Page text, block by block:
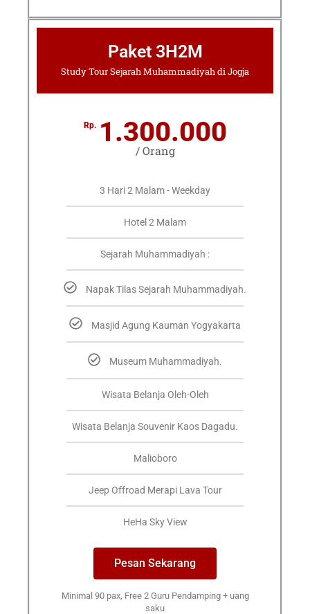
Paket 3H2M
Study Tour Sejarah Muhammadiyah di Jogja
Rp. 1.300.000
/ Orang
3 Hari 2 Malam - Weekday
Hotel 2 Malam
Sejarah Muhammadiyah :
Napak Tilas Sejarah Muhammadiyah.
Masjid Agung Kauman Yogyakarta
Museum Muhammadiyah.
Wisata Belanja Oleh-Oleh
Wisata Belanja Souvenir Kaos Dagadu.
Malioboro
Jeep Offroad Merapi Lava Tour
HeHa Sky View
Pesan Sekarang
Minimal 90 pax, Free 2 Guru Pendamping + uang
saku